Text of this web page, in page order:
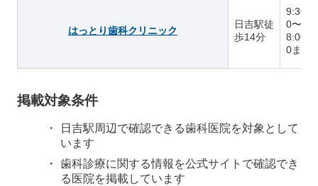
はっとり歯科クリニック
日吉駅徒
歩14分
9:30
0〜
8:00ま
0まで
掲載対象条件
日吉駅周辺で確認できる歯科医院を対象として
います
歯科診療に関する情報を公式サイトで確認でき
る医院を掲載しています